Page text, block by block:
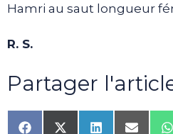
Hamri au saut longueur
R. S.
Partager